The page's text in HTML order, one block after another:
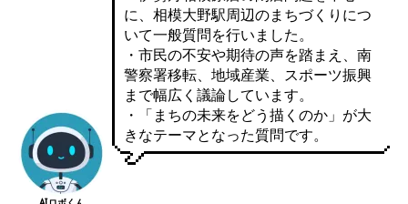
に、相模大野駅周辺のまちづくりにつ
いて一般質問を行いました。
・市民の不安や期待の声を踏まえ、南
警察署移転、地域産業、スポーツ振興
まで幅広く議論しています。
・「まちの未来をどう描くのか」が大
きなテーマとなった質問です。